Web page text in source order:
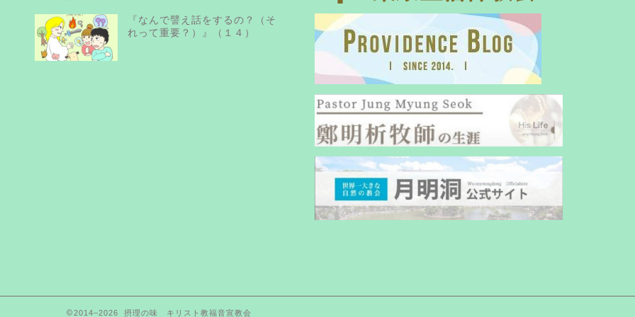
『なんで譬え話をするの？（そ
れって重要？）』（１４）
2014–2026 摂理の味 キリスト教福音宣教会